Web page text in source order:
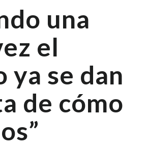
una
el
ya se dan
de cómo